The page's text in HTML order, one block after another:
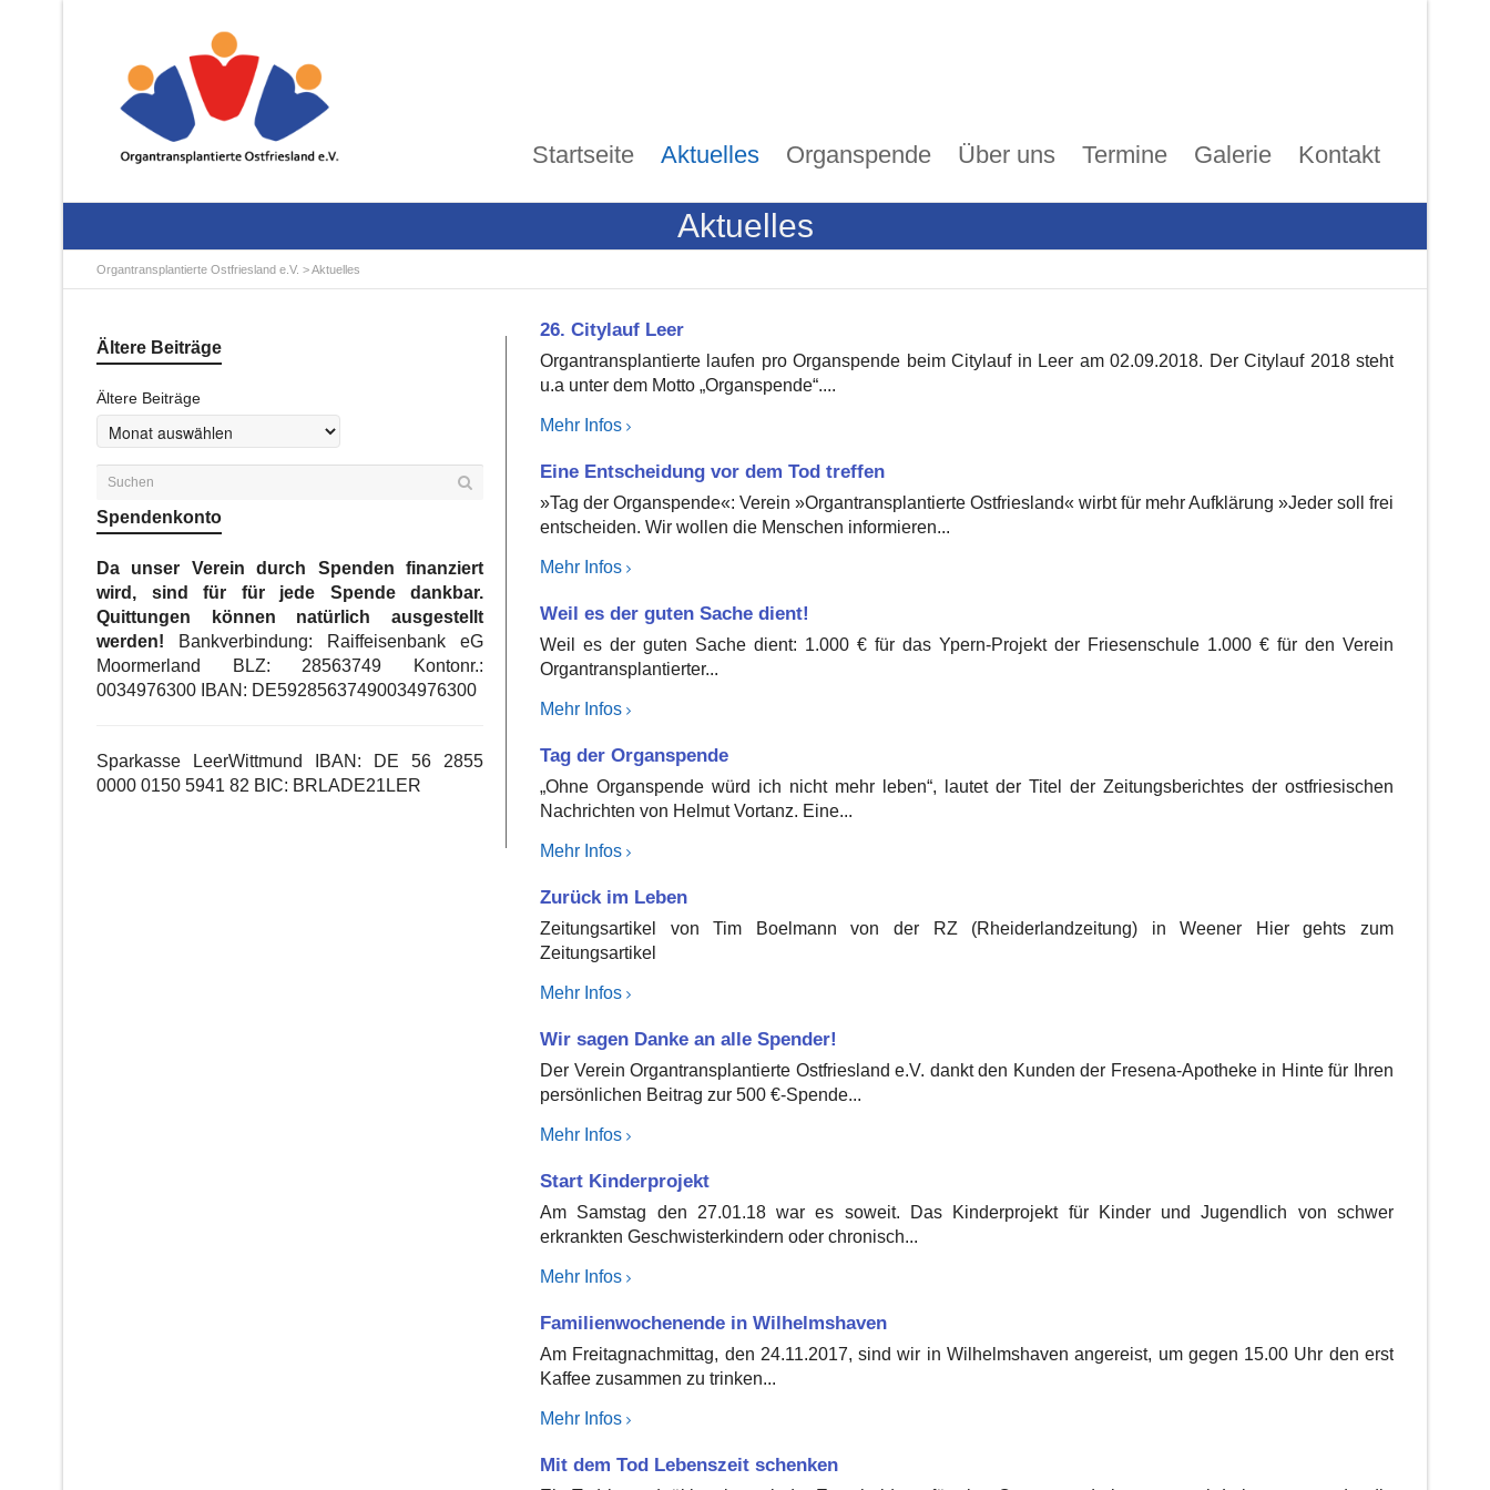
Startseite Aktuelles Organspende Über uns Termine Galerie Kontakt
Aktuelles
Organtransplantierte Ostfriesland e.V. >Aktuelles
26. Citylauf Leer
Organtransplantierte laufen pro Organspende beim Citylauf in Leer am 02.09.2018. Der Citylauf 2018 steht
u.a unter dem Motto „Organspende“....
Mehr Infos
Eine Entscheidung vor dem Tod treffen
»Tag der Organspende«: Verein »Organtransplantierte Ostfriesland« wirbt für mehr Aufklärung »Jeder soll frei
entscheiden. Wir wollen die Menschen informieren...
Mehr Infos
Weil es der guten Sache dient!
Weil es der guten Sache dient: 1.000 € für das Ypern-Projekt der Friesenschule 1.000 € für den Verein
Organtransplantierter...
Mehr Infos
Tag der Organspende
„Ohne Organspende würd ich nicht mehr leben“, lautet der Titel der Zeitungsberichtes der ostfriesischen
Nachrichten von Helmut Vortanz. Eine...
Mehr Infos
Zurück im Leben
Zeitungsartikel von Tim Boelmann von der RZ (Rheiderlandzeitung) in Weener Hier gehts zum
Zeitungsartikel
Mehr Infos
Wir sagen Danke an alle Spender!
Der Verein Organtransplantierte Ostfriesland e.V. dankt den Kunden der Fresena-Apotheke in Hinte für Ihren
persönlichen Beitrag zur 500 €-Spende...
Mehr Infos
Start Kinderprojekt
Am Samstag den 27.01.18 war es soweit. Das Kinderprojekt für Kinder und Jugendlich von schwer
erkrankten Geschwisterkindern oder chronisch...
Mehr Infos
Familienwochenende in Wilhelmshaven
Am Freitagnachmittag, den 24.11.2017, sind wir in Wilhelmshaven angereist, um gegen 15.00 Uhr den erst
Kaffee zusammen zu trinken...
Mehr Infos
Mit dem Tod Lebenszeit schenken
Ältere Beiträge
Ältere Beiträge
Spendenkonto
Da unser Verein durch Spenden finanziert
wird, sind für für jede Spende dankbar.
Quittungen können natürlich ausgestellt
werden! Bankverbindung: Raiffeisenbank eG
Moormerland BLZ: 28563749 Kontonr.:
0034976300 IBAN: DE59285637490034976300
Sparkasse LeerWittmund IBAN: DE 56 2855
0000 0150 5941 82 BIC: BRLADE21LER